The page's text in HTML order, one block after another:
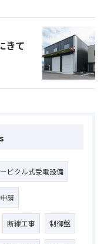
きて
ビクル式受電設備
請
断線工事 制御盤